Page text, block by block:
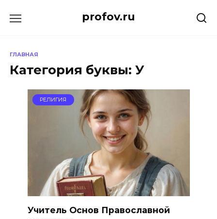
profov.ru
ГЛАВНАЯ
Категория буквы: У
РЕЛИГИЯ
Учитель Основ Православной